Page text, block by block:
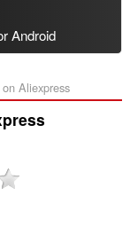
Android
Aliexpress‎